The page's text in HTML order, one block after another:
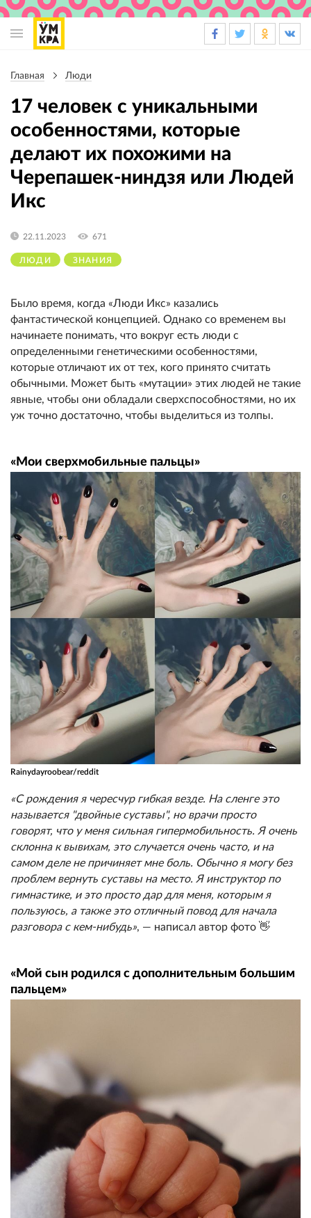
навигации
Главная Люди
17 человек с уникальными
особенностями, которые
делают их похожими на
Черепашек-ниндзя или Людей
Икс
ЛЮДИ ЗНАНИЯ
22.11.2023 671
Было время, когда «Люди Икс» казались
фантастической концепцией. Однако со временем вы
начинаете понимать, что вокруг есть люди с
определенными генетическими особенностями,
которые отличают их от тех, кого принято считать
обычными. Может быть «мутации» этих людей не такие
явные, чтобы они обладали сверхспособностями, но их
уж точно достаточно, чтобы выделиться из толпы.
«Мои сверхмобильные пальцы»
Rainydayroobear/reddit
«C рождения я чересчур гибкая везде. На сленге это
называется "двойные суставы", но врачи просто
говорят, что у меня сильная гипермобильность. Я очень
склонна к вывихам, это случается очень часто, и на
самом деле не причиняет мне боль. Обычно я могу без
проблем вернуть суставы на место. Я инструктор по
гимнастике, и это просто дар для меня, которым я
пользуюсь, а также это отличный повод для начала
разговора с кем-нибудь», — написал автор фото 👋
«Мой сын родился с дополнительным большим
пальцем»